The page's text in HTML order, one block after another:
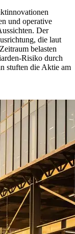
und operative
Der
die laut
belasten
Risiko durch
stuften die Aktie am